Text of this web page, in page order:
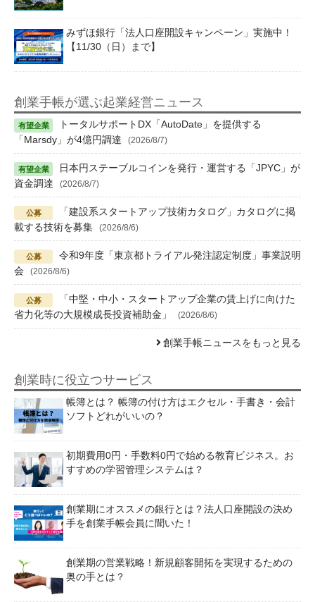
みずほ銀行「法人口座開設キャンペーン」実施中！
【11/30（日）まで】
創業手帳が選ぶ起業経営ニュース
トータルサポートDX「AutoDate」を提供する
「Marsdy」が4億円調達
(2026/8/7)
日本円ステーブルコインを発行・運営する「JPYC」が
資金調達
(2026/8/7)
「建設系スタートアップ技術カタログ」カタログに掲
載する技術を募集
(2026/8/6)
令和9年度「東京都トライアル発注認定制度」事業説明
会
(2026/8/6)
「中堅・中小・スタートアップ企業の賃上げに向けた
省力化等の大規模成長投資補助金」
(2026/8/6)
創業手帳ニュースをもっと見る
創業時に役立つサービス
帳簿とは？ 帳簿の付け方はエクセル・手書き・会計
ソフトどれがいいの？
初期費用0円・手数料0円で始める教育ビジネス。お
すすめの学習管理システムは？
創業期にオススメの銀行とは？法人口座開設の決め
手を創業手帳会員に聞いた！
創業期の営業戦略！新規顧客開拓を実現するための
奥の手とは？